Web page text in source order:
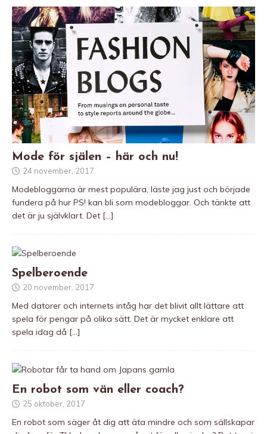
Mode för själen – här och nu!
24 november, 2017
Modebloggarna är mest populära, läste jag just och började
fundera på hur PS! kan bli som modebloggar. Och tänkte att
det är ju självklart. Det […]
Spelberoende
20 november, 2017
Med datorer och internets intåg har det blivit allt lättare att
spela för pengar på olika sätt. Det är mycket enklare att
spela idag då […]
En robot som vän eller coach?
25 oktober, 2017
En robot som säger åt dig att äta mindre och som sällskapar